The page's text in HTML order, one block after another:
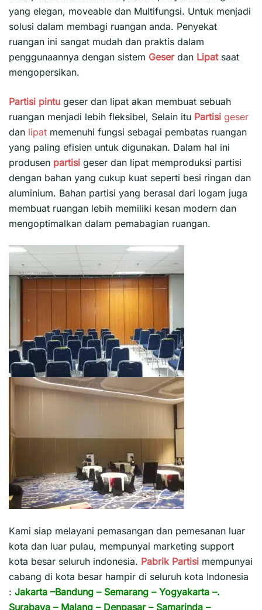
yang elegan, moveable dan Multifungsi. Untuk menjadi
solusi dalam membagi ruangan anda. Penyekat
ruangan ini sangat mudah dan praktis dalam
penggunaannya dengan sistem Geser dan Lipat saat
mengopersikan.
Partisi pintu geser dan lipat akan membuat sebuah
ruangan menjadi lebih fleksibel, Selain itu Partisi geser
dan lipat memenuhi fungsi sebagai pembatas ruangan
yang paling efisien untuk digunakan. Dalam hal ini
produsen partisi geser dan lipat memproduksi partisi
dengan bahan yang cukup kuat seperti besi ringan dan
aluminium. Bahan partisi yang berasal dari logam juga
membuat ruangan lebih memiliki kesan modern dan
mengoptimalkan dalam pemabagian ruangan.
Kami siap melayani pemasangan dan pemesanan luar
kota dan luar pulau, mempunyai marketing support
kota besar seluruh indonesia. Pabrik Partisi mempunyai
cabang di kota besar hampir di seluruh kota Indonesia
: Jakarta –Bandung – Semarang – Yogyakarta –.
Surabaya – Malang – Denpasar– Samarinda –